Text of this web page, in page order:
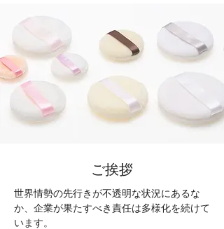
ご挨拶
世界情勢の先行きが不透明な状況にあるな
か、企業が果たすべき責任は多様化を続けて
います。